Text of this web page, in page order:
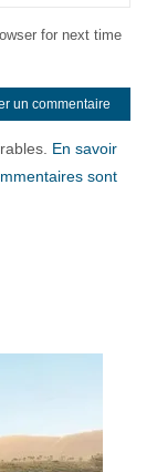
for next time
En savoir
sont